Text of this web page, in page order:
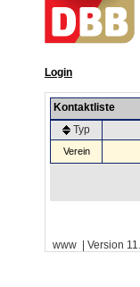
Login
Kontaktliste
Typ
Verein
www | Version